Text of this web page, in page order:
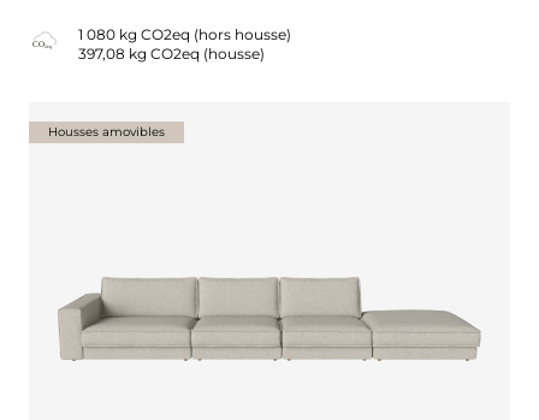
1 080 kg CO2eq (hors housse)
397,08 kg CO2eq (housse)
Housses amovibles